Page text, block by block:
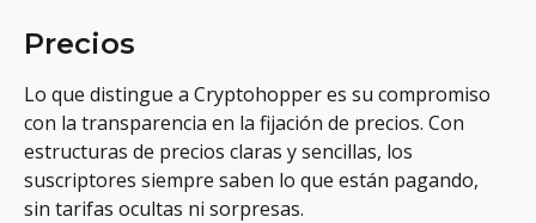
Precios
Lo que distingue a Cryptohopper es su compromiso
con la transparencia en la fijación de precios. Con
estructuras de precios claras y sencillas, los
suscriptores siempre saben lo que están pagando,
sin tarifas ocultas ni sorpresas.